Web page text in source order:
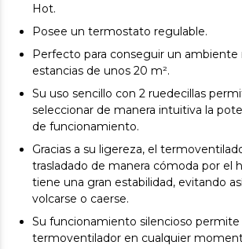
Hot.
Posee un termostato regulable.
Perfecto para conseguir un ambiente
estancias de unos 20 m².
Su uso sencillo con 2 ruedecillas
seleccionar de manera intuitiva la
de funcionamiento.
Gracias a su ligereza, el
trasladado de manera cómoda por el
tiene una gran estabilidad, evitando
volcarse o caerse.
Su funcionamiento silencioso permite
termoventilador en cualquier